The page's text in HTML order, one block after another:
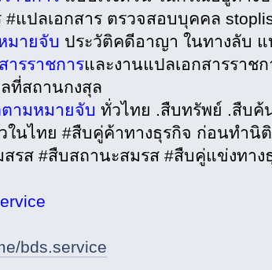
#แปลเอกสาร ตรวจสอบบุคคล
มายจับ ประวัติคดีอาญา ในทางลับ แ
ารราชการและงานแปลเอกสารราช
ที่สถานกงสุล
ามหมายจับ ทั่วไทย .สืบทรัพย์ .สืบค้
นไทย #สืบคู่ค้าทางธุรกิจ ก่อนทำนิติ
รส #สืบสถานะสมรส #สืบคู่แข่งทาง
bds.service